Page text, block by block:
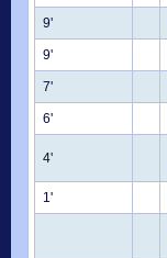
9'
9'
7'
6'
4'
1'